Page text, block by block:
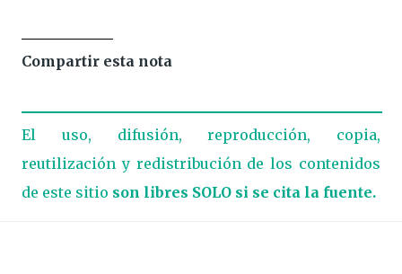
Compartir esta nota
El uso, difusión, reproducción, copia,
reutilización y redistribución de los contenidos
de este sitio son libres SOLO si se cita la fuente.